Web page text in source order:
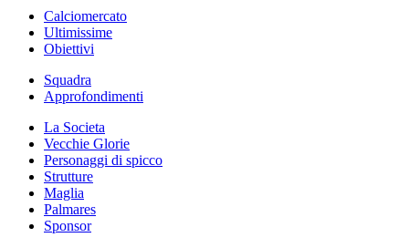
Calciomercato
Ultimissime
Obiettivi
Squadra
Approfondimenti
La Societa
Vecchie Glorie
Personaggi di spicco
Strutture
Maglia
Palmares
Sponsor